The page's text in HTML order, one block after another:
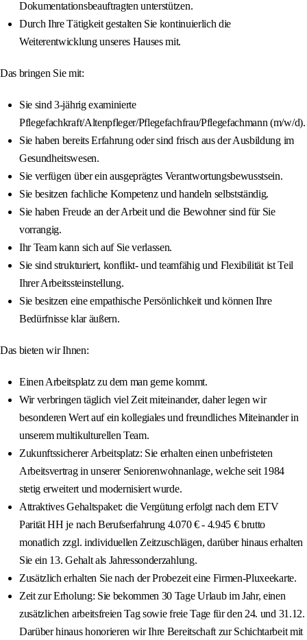
Dokumentationsbeauftragten unterstützen.
Durch Ihre Tätigkeit gestalten Sie kontinuierlich die
Weiterentwicklung unseres Hauses mit.
Das bringen Sie mit:
Sie sind 3-jährig examinierte
Pflegefachkraft/Altenpfleger/Pflegefachfrau/Pflegefachmann (m/w/d).
Sie haben bereits Erfahrung oder sind frisch aus der Ausbildung im
Gesundheitswesen.
Sie verfügen über ein ausgeprägtes Verantwortungsbewusstsein.
Sie besitzen fachliche Kompetenz und handeln selbstständig.
Sie haben Freude an der Arbeit und die Bewohner sind für Sie
vorrangig.
Ihr Team kann sich auf Sie verlassen.
Sie sind strukturiert, konflikt- und teamfähig und Flexibilität ist Teil
Ihrer Arbeitssteinstellung.
Sie besitzen eine empathische Persönlichkeit und können Ihre
Bedürfnisse klar äußern.
Das bieten wir Ihnen:
Einen Arbeitsplatz zu dem man gerne kommt.
Wir verbringen täglich viel Zeit miteinander, daher legen wir
besonderen Wert auf ein kollegiales und freundliches Miteinander in
unserem multikulturellen Team.
Zukunftssicherer Arbeitsplatz: Sie erhalten einen unbefristeten
Arbeitsvertrag in unserer Seniorenwohnanlage, welche seit 1984
stetig erweitert und modernisiert wurde.
Attraktives Gehaltspaket: die Vergütung erfolgt nach dem ETV
Parität HH je nach Berufserfahrung 4.070 € - 4.945 € brutto
monatlich zzgl. individuellen Zeitzuschlägen, darüber hinaus erhalten
Sie ein 13. Gehalt als Jahressonderzahlung.
Zusätzlich erhalten Sie nach der Probezeit eine Firmen-Pluxeekarte.
Zeit zur Erholung: Sie bekommen 30 Tage Urlaub im Jahr, einen
zusätzlichen arbeitsfreien Tag sowie freie Tage für den 24. und 31.12.
Darüber hinaus honorieren wir Ihre Bereitschaft zur Schichtarbeit mit